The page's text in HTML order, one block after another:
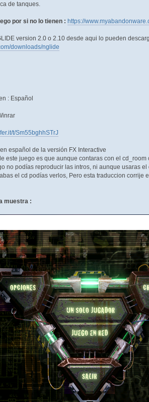
de tanques.
por si no lo tienen : https://
version 2.0 o 2.10 desde aqui lo pueden
downloads/nglide
: Español
t/Sm55bghhSTrJ
español de la versión FX Interactive
juego es que aunque contaras con el cd_room
reproducir las intros, ni aunque usaras el
cd podías verlos, Pero esta traduccion corrije
muestra :